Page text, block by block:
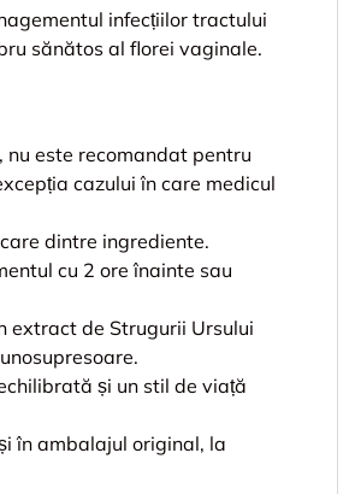
infecțiilor tractului
sănătos al florei vaginale.
este recomandat pentru
cazului în care medicul
dintre ingrediente.
cu 2 ore înainte sau
extract de Strugurii Ursului
și un stil de viață
în ambalajul original, la